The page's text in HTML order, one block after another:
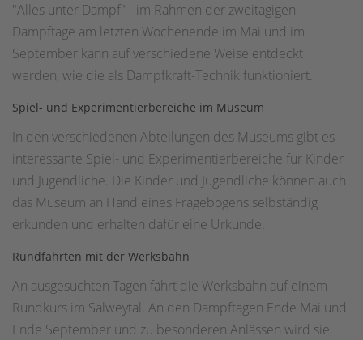
"Alles unter Dampf" - im Rahmen der zweitägigen
Dampftage am letzten Wochenende im Mai und im
September kann auf verschiedene Weise entdeckt
werden, wie die als Dampfkraft-Technik funktioniert.
Spiel- und Experimentierbereiche im Museum
In den verschiedenen Abteilungen des Museums gibt es
interessante Spiel- und Experimentierbereiche für Kinder
und Jugendliche. Die Kinder und Jugendliche können auch
das Museum an Hand eines Fragebogens selbständig
erkunden und erhalten dafür eine Urkunde.
Rundfahrten mit der Werksbahn
An ausgesuchten Tagen fährt die Werksbahn auf einem
Rundkurs im Salweytal. An den Dampftagen Ende Mai und
Ende September und zu besonderen Anlässen wird sie